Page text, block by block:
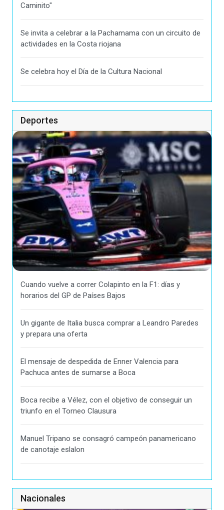
Caminito"
Se invita a celebrar a la Pachamama con un circuito de
actividades en la Costa riojana
Se celebra hoy el Día de la Cultura Nacional
Deportes
Cuando vuelve a correr Colapinto en la F1: días y
horarios del GP de Países Bajos
Un gigante de Italia busca comprar a Leandro Paredes
y prepara una oferta
El mensaje de despedida de Enner Valencia para
Pachuca antes de sumarse a Boca
Boca recibe a Vélez, con el objetivo de conseguir un
triunfo en el Torneo Clausura
Manuel Tripano se consagró campeón panamericano
de canotaje eslalon
Nacionales